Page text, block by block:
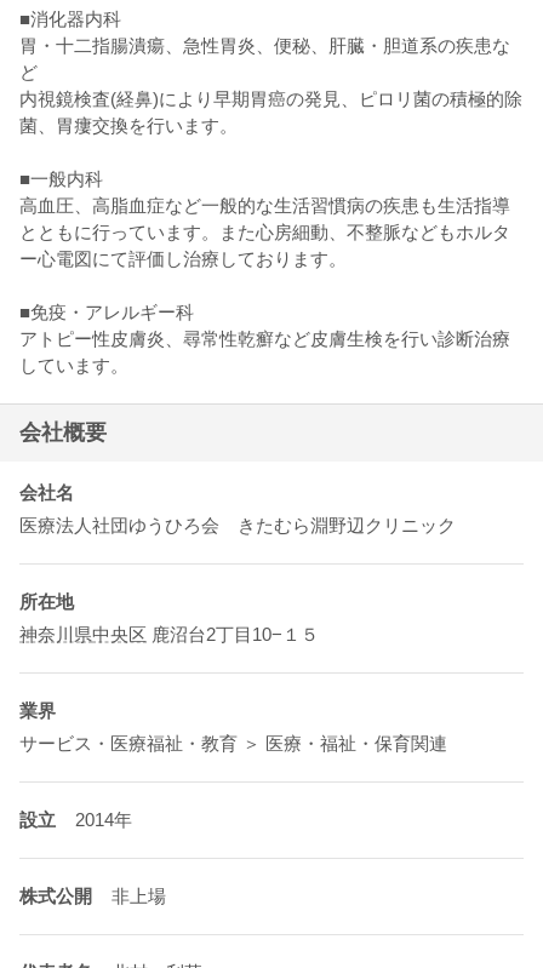
■消化器内科
胃・十二指腸潰瘍、急性胃炎、便秘、肝臓・胆道系の疾患な
ど
内視鏡検査(経鼻)により早期胃癌の発見、ピロリ菌の積極的除
菌、胃瘻交換を行います。
■一般内科
高血圧、高脂血症など一般的な生活習慣病の疾患も生活指導
とともに行っています。また心房細動、不整脈などもホルタ
ー心電図にて評価し治療しております。
■免疫・アレルギー科
アトピー性皮膚炎、尋常性乾癬など皮膚生検を行い診断治療
しています。
会社概要
会社名
医療法人社団ゆうひろ会 きたむら淵野辺クリニック
所在地
神奈川県中央区 鹿沼台2丁目10−１５
業界
サービス・医療福祉・教育 ＞ 医療・福祉・保育関連
設立 2014年
株式公開 非上場